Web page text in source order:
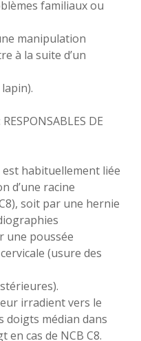
familiaux ou
manipulation
à la suite d’un
DE
habituellement liée
d’une racine
soit par une hernie
une poussée
(usure des
irradient vers le
doigts médian dans
en cas de NCB C8.